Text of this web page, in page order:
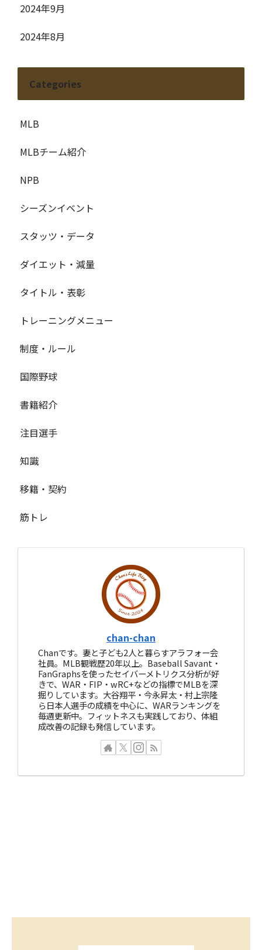
2024年9月
2024年8月
Categories
MLB
MLBチーム紹介
NPB
シーズンイベント
スタッツ・データ
ダイエット・減量
タイトル・表彰
トレーニングメニュー
制度・ルール
国際野球
書籍紹介
注目選手
知識
移籍・契約
筋トレ
chan-chan
Chanです。妻と子ども2人と暮らすアラフォー会
社員。MLB観戦歴20年以上。Baseball Savant・
FanGraphsを使ったセイバーメトリクス分析が好
きで、WAR・FIP・wRC+などの指標でMLBを深
掘りしています。大谷翔平・今永昇太・村上宗隆
ら日本人選手の成績を中心に、WARランキングを
毎週更新中。フィットネスも実践しており、体組
成改善の記録も発信しています。